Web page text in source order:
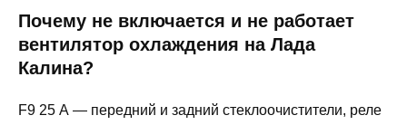
Почему не включается и не работает
вентилятор охлаждения на Лада
Калина?
F9 25 А — передний и задний стеклоочистители, реле